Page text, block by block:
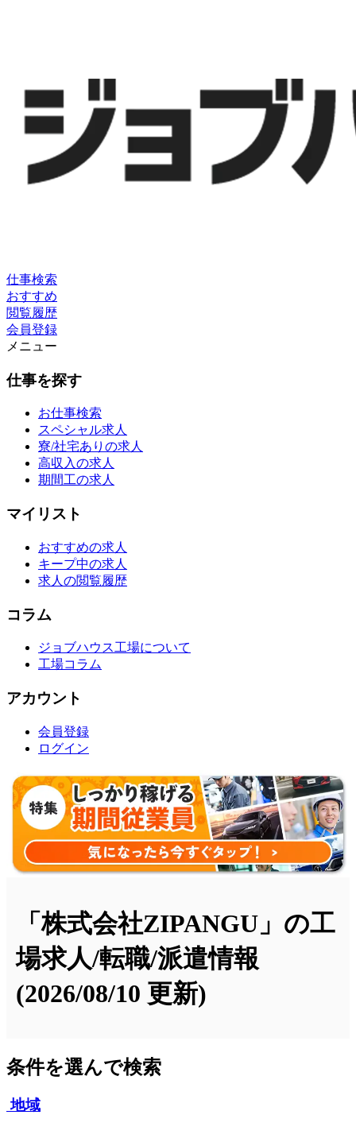
仕事検索
おすすめ
閲覧履歴
会員登録
メニュー
仕事を探す
お仕事検索
スペシャル求人
寮/社宅ありの求人
高収入の求人
期間工の求人
マイリスト
おすすめの求人
キープ中の求人
求人の閲覧履歴
コラム
ジョブハウス工場について
工場コラム
アカウント
会員登録
ログイン
「株式会社ZIPANGU」の工
場求人/転職/派遣情報
(2026/08/10 更新)
条件を選んで検索
地域